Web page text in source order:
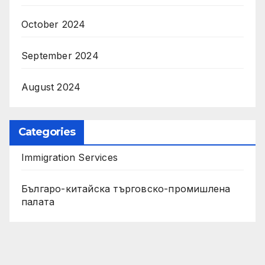
October 2024
September 2024
August 2024
Categories
Immigration Services
Българо-китайска търговско-промишлена
палата